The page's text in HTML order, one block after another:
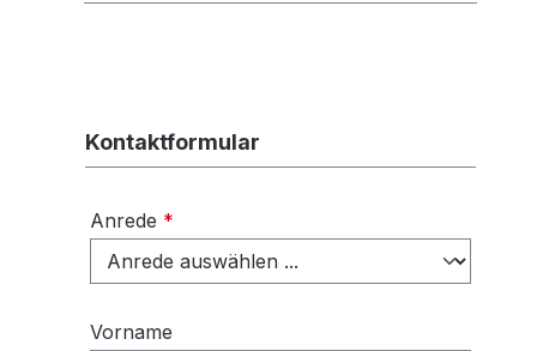
Kontaktformular
Anrede *
Vorname